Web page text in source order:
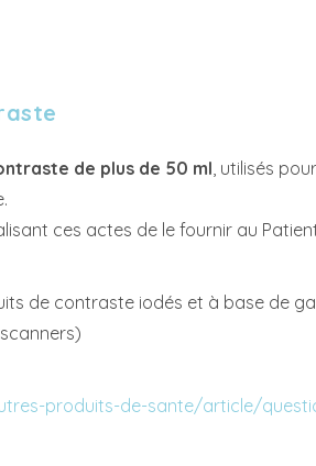
de plus de 50 ml, utilisés
ces actes de le fournir au
de contraste iodés et à base de
produits-de-sante/article/